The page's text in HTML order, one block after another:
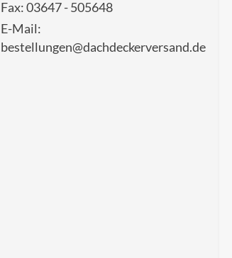
Fax: 03647 - 505648
E-Mail:
bestellungen@dachdeckerversand.de